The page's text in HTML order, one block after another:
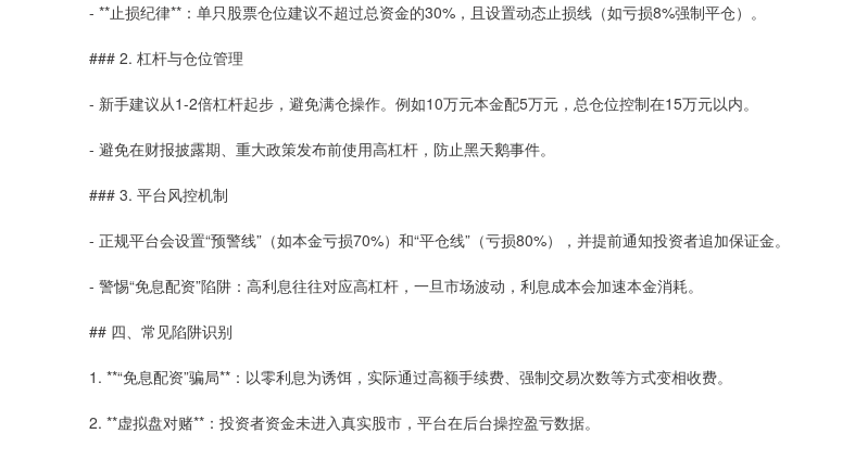
- **止损纪律**：单只股票仓位建议不超过总资金的30%，且设置动态止损线（如亏损8%强制平仓）。
### 2. 杠杆与仓位管理
- 新手建议从1-2倍杠杆起步，避免满仓操作。例如10万元本金配5万元，总仓位控制在15万元以内。
- 避免在财报披露期、重大政策发布前使用高杠杆，防止黑天鹅事件。
### 3. 平台风控机制
- 正规平台会设置“预警线”（如本金亏损70%）和“平仓线”（亏损80%），并提前通知投资者追加保证金。
- 警惕“免息配资”陷阱：高利息往往对应高杠杆，一旦市场波动，利息成本会加速本金消耗。
## 四、常见陷阱识别
1. **“免息配资”骗局**：以零利息为诱饵，实际通过高额手续费、强制交易次数等方式变相收费。
2. **虚拟盘对赌**：投资者资金未进入真实股市，平台在后台操控盈亏数据。